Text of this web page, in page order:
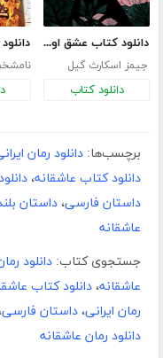
دانلود کتاب عشق اونیونگ
جیمز اسکارث گیل
دانلود کتاب
برچسب‌ها: دانلود رمان
دانلود کتاب عاشقانه،
داستان فارسی، داستان
عاشقانه
جستجوی کتاب: دانلود
عاشقانه، دانلود کتاب
رمان ایرانی، داستان فارسی
دانلود رمان عاشقانه